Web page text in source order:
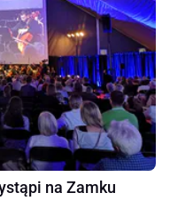
na Zamku